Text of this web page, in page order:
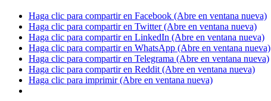
Haga clic para compartir en Facebook (Abre en ventana nueva)
Haga clic para compartir en Twitter (Abre en ventana nueva)
Haga clic para compartir en LinkedIn (Abre en ventana nueva)
Haga clic para compartir en WhatsApp (Abre en ventana nueva)
Haga clic para compartir en Telegrama (Abre en ventana nueva)
Haga clic para compartir en Reddit (Abre en ventana nueva)
Haga clic para imprimir (Abre en ventana nueva)